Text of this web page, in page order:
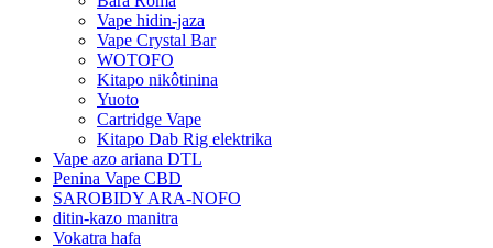
Vape hidin-jaza
Vape Crystal Bar
WOTOFO
Kitapo nikôtinina
Yuoto
Cartridge Vape
Kitapo Dab Rig elektrika
Vape azo ariana DTL
Penina Vape CBD
SAROBIDY ARA-NOFO
ditin-kazo manitra
Vokatra hafa